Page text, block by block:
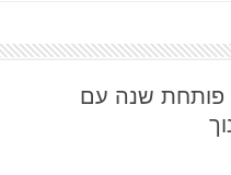
פותחת שנה עם